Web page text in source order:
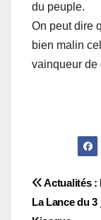
du peuple.
On peut dire
bien malin
vainqueur de
Actualités :
La Lance du 3